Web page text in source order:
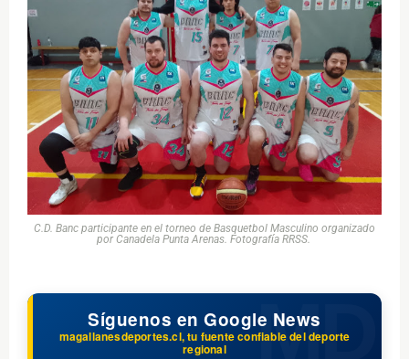
C.D. Banc participante en el torneo de Basquetbol Masculino organizado
por Canadela Punta Arenas. Fotografía RRSS.
Síguenos en Google News
magallanesdeportes.cl, tu fuente confiable del deporte
regional